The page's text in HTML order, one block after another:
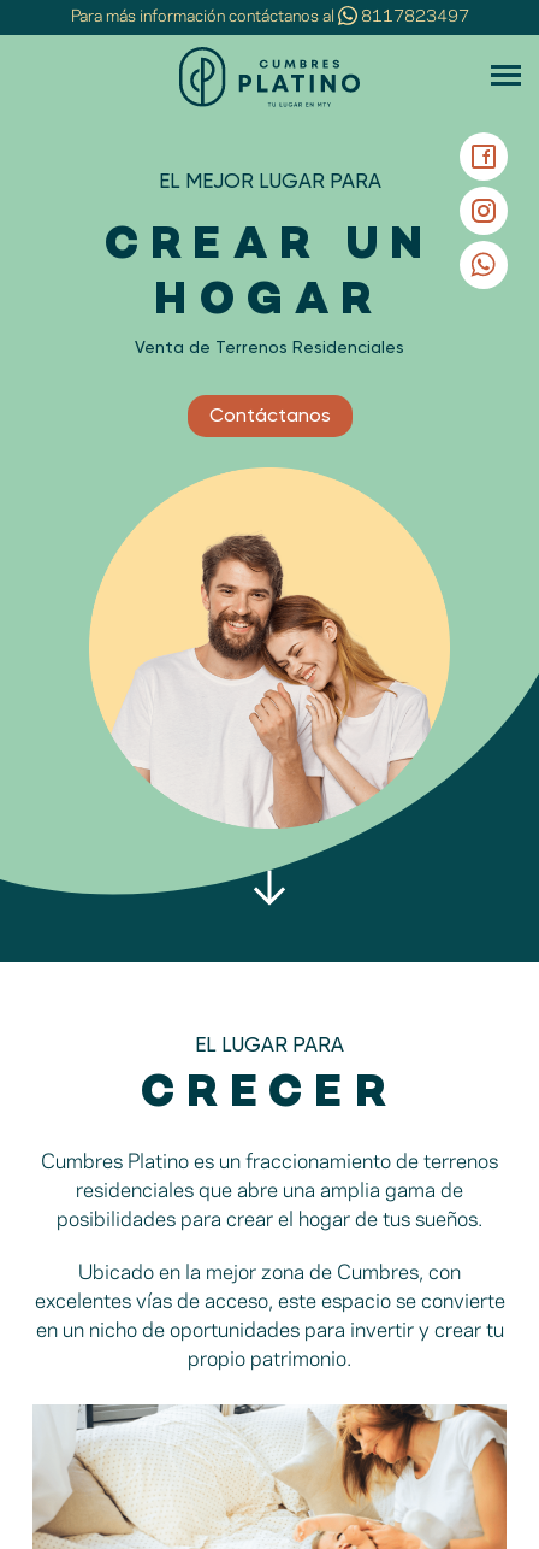
Para más información contáctanos al 8117823497
EL MEJOR LUGAR PARA
CREAR UN
HOGAR
Venta de Terrenos Residenciales
Contáctanos
EL LUGAR PARA
CRECER
Cumbres Platino es un fraccionamiento de terrenos
residenciales que abre una amplia gama de
posibilidades para crear el hogar de tus sueños.
Ubicado en la mejor zona de Cumbres, con
excelentes vías de acceso, este espacio se convierte
en un nicho de oportunidades para invertir y crear tu
propio patrimonio.